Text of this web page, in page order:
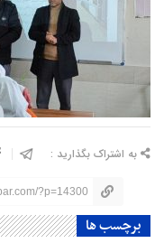
به اشتراک بگذارید :
?p=14300
برچسب ها